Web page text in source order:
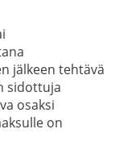
jälkeen tehtävä
sidottuja
osaksi
on